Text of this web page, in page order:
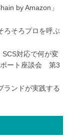
by Amazon」
ろそろプロを呼ぶ
対応で何が変
ポート座談会 第3
ンドが実践する